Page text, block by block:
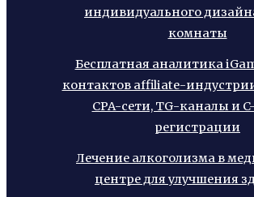
индивидуального
комнаты
Бесплатная аналитика
контактов affiliate-
CPA-сети, TG-каналы и
регистрации
Лечение алкоголизма в
центре для улучшения